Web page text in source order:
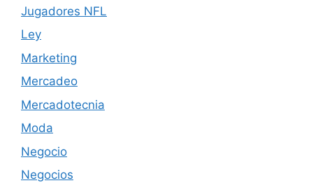
Jugadores NFL
Ley
Marketing
Mercadeo
Mercadotecnia
Moda
Negocio
Negocios